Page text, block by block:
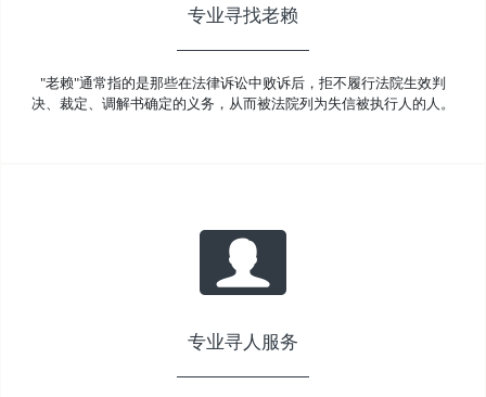
专业寻找老赖
"老赖"通常指的是那些在法律诉讼中败诉后，拒不履行法院生效判
决、裁定、调解书确定的义务，从而被法院列为失信被执行人的人。
专业寻人服务